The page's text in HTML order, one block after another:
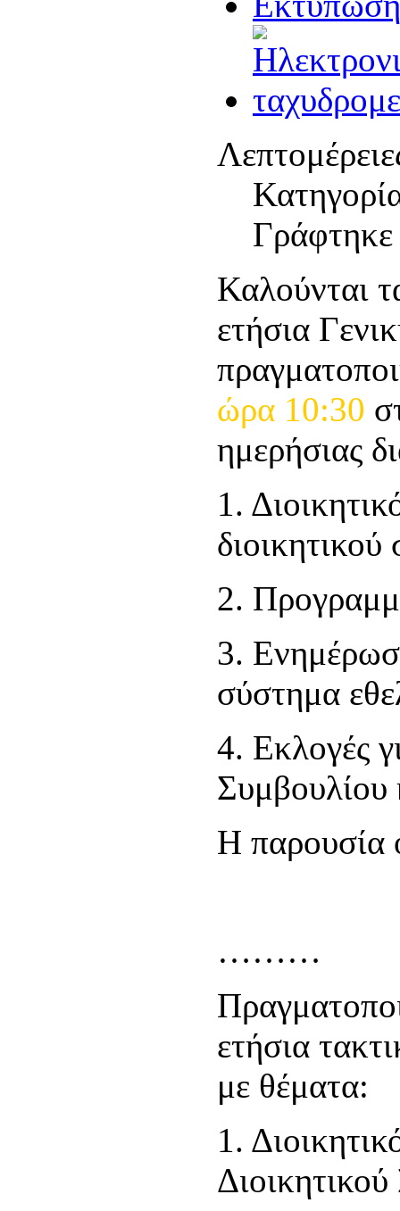
Καλούνται
ετήσια
ώρα 10:30
ημερήσιας
1.
2.
3.
σύστημα
4. Εκλογές
Συμβουλίου
Η παρουσία
………
ετήσια
με θέματα:
1.